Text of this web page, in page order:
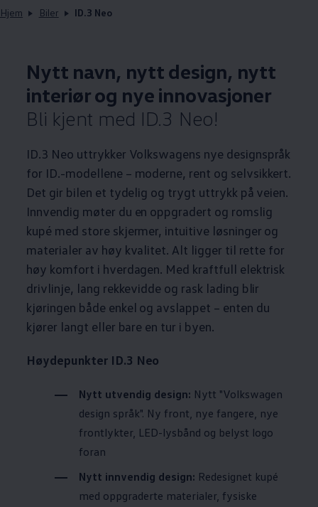
Hjem Biler ID.3 Neo
Nytt navn, nytt design, nytt
interiør og nye innovasjoner
Bli kjent med ID.3 Neo!
ID.3 Neo uttrykker Volkswagens nye designspråk
for ID.-modellene – moderne, rent og selvsikkert.
Det gir bilen et tydelig og trygt uttrykk på veien.
Innvendig møter du en oppgradert og romslig
kupé med store skjermer, intuitive løsninger og
materialer av høy kvalitet. Alt ligger til rette for
høy komfort i hverdagen. Med kraftfull elektrisk
drivlinje, lang rekkevidde og rask lading blir
kjøringen både enkel og avslappet – enten du
kjører langt eller bare en tur i byen.
Høydepunkter ID.3 Neo
Nytt utvendig design: Nytt "Volkswagen
design språk". Ny front, nye fangere, nye
frontlykter, LED-lysbånd og belyst logo
foran
Nytt innvendig design: Redesignet kupé
med oppgraderte materialer, fysiske